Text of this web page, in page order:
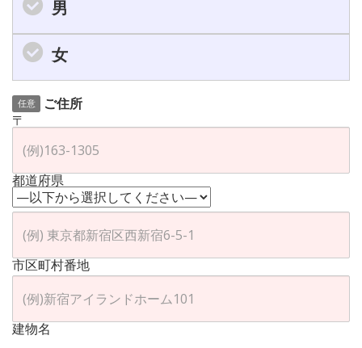
男
女
任意
ご住所
〒
都道府県
市区町村番地
建物名